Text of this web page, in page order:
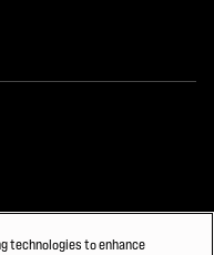
technologies to enhance